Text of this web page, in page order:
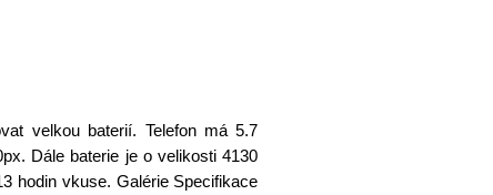
velkou baterií. Telefon má 5.7
Dále baterie je o velikosti 4130
hodin vkuse. Galérie Specifikace